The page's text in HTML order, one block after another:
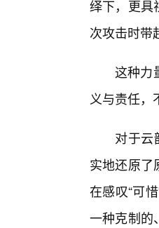
绎下，更具
次攻击时带
这种力
义与责任，
对于云
实地还原了
在感叹“可
一种克制的